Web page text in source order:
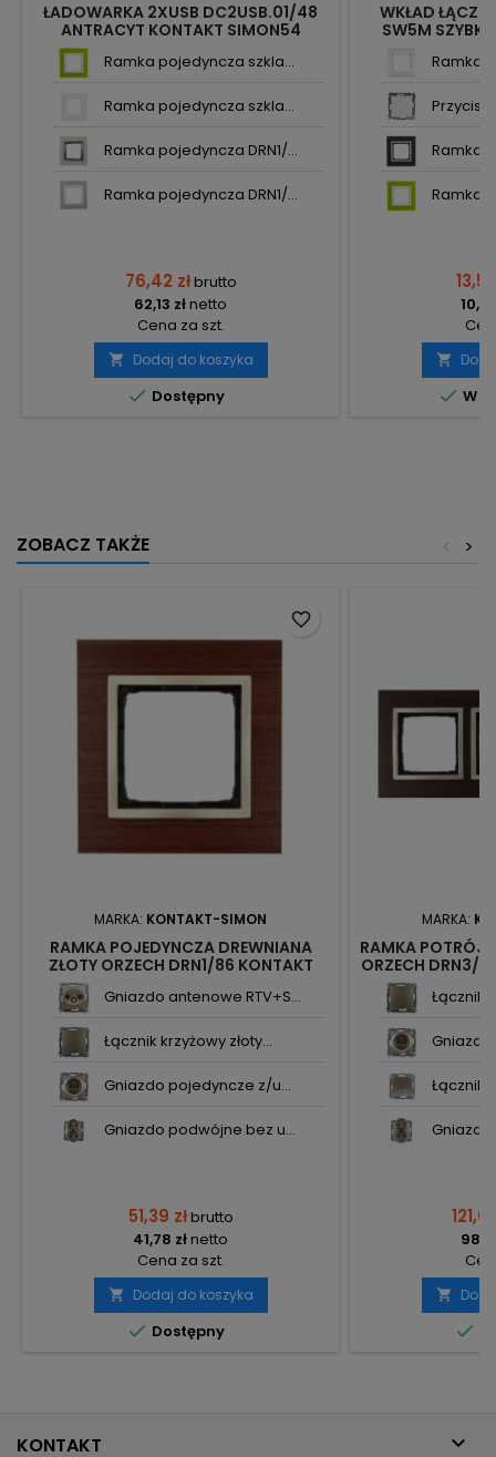
ŁADOWARKA 2XUSB DC2USB.01/48
ANTRACYT KONTAKT SIMON54
Ramka pojedyncza szkla...
Ramka pojedyncza szkla...
Ramka pojedyncza DRN1/...
Ramka pojedyncza DRN1/...
76,42 złbrutto
62,13 złnetto
Cena za szt.
 Dodaj do koszyka
 Dostępny
WKŁAD
SW5M
Ramka
Przycisk
Ramka
Ramka

 W
ZOBACZ TAKŻE >
<
MARKA: KONTAKT-SIMON
RAMKA POJEDYNCZA DREWNIANA
ZŁOTY ORZECH DRN1/86 KONTAKT
Gniazdo antenowe RTV+S...
Łącznik krzyżowy złoty...
Gniazdo pojedyncze z/u...
Gniazdo podwójne bez u...
51,39 złbrutto
41,78 złnetto
Cena za szt.
 Dodaj do koszyka
 Dostępny
favorite_border
MARKA:
RAMKA
ORZECH DRN3/
Łącznik
Łącznik


KONTAKT 